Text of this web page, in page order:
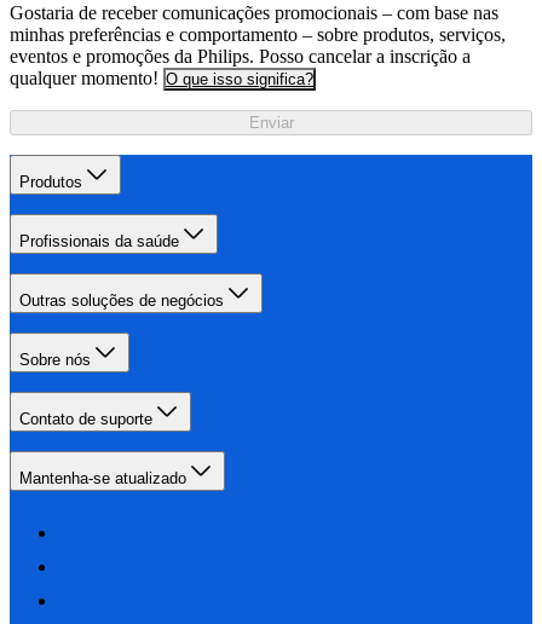
Gostaria de receber comunicações promocionais – com base nas
minhas preferências e comportamento – sobre produtos, serviços,
eventos e promoções da Philips. Posso cancelar a inscrição a
qualquer momento! O que isso significa?
Enviar
Produtos
Profissionais da saúde
Outras soluções de negócios
Sobre nós
Contato de suporte
Mantenha-se atualizado